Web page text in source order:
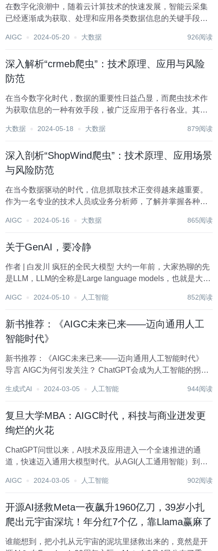
在数字化浪潮中，随着云计算技术的快速发展，智能云采集
已经逐渐成为获取、处理和应用各类数据信息的关键手段。
术对这些内容进行深度分析和应用，从而引领我们进入了一
AIGC 2024-05-20 大数据 926阅读
深入解析“crmeb爬虫”：技术原理、应用与风险
防范
在当今数字化时代，数据的重要性日益凸显，而爬虫技术作
为获取信息的一种有效手段，被广泛应用于各行各业。其
的功能和灵活的应用场景，受到了越来越多人的关注。本文
大数据 2024-05-18 大数据 879阅读
深入剖析“ShopWind爬虫”：技术原理、应用场景
与风险防范
在当今数据驱动的时代，信息抓取技术正变得越来越重要。
作为一名专业的技术人员或业务分析师，了解并掌握各种爬
以“ShopWind爬虫”为例，深入剖析其技术原理、应用场景及
AIGC 2024-05-16 大数据 865阅读
关于GenAI，要冷静
作者 | 白发川 疯狂的全民大模型 大约一年前，大家热聊的先
是LLM，LLM的全称是Large language models，也就是大语
大。随后它带来了一个效果，就是能“生成”，可以像人一样
AIGC 2024-05-10 人工智能 852阅读
新书推荐：《AIGC未来已来——迈向通用人工
智能时代》
新书推荐：《AIGC未来已来——迈向通用人工智能时代》
导言 AIGC为何引发关注？ ChatGPT会成为人工智能的拐点
力会被AIGC替代吗？ 当下有哪些典型的AIG...
生成式AI 2024-03-05 人工智能 944阅读
复旦大学MBA：AIGC时代，科技与商业迸发更
绚烂的火花
ChatGPT问世以来，AI技术及应用进入一个全速推进的通
道，快速迈入通用大模型时代。从AGI(人工通用智能）到
类生活乃至人类的未来。在商业领域更是给营销场景和营销
AIGC 2024-03-05 人工智能 902阅读
开源AI拯救Meta一夜飙升1960亿刀，39岁小扎
爬出元宇宙深坑！年分红7个亿，靠Llama赢麻了
谁能想到，把小扎从元宇宙的泥坑里拯救出来的，竟然是开